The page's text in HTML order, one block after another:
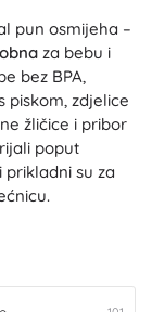
pun osmijeha –
za bebu i
bez BPA,
piskom, zdjelice
žličice i pribor
poput
prikladni su za
i pribor za
nagiba,